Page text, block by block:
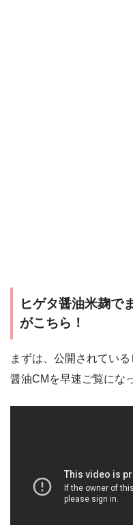
ヒゲタ醤油米麹で
がこちら！
まずは、公開されてい
醤油CMを早速ご覧にな